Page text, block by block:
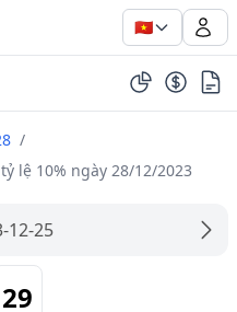
🇻🇳
/
lệ 10% ngày 28/12/2023
12-25
29